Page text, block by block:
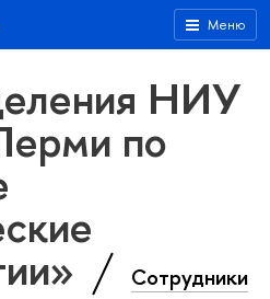
Меню
НИУ
по
Сотрудники